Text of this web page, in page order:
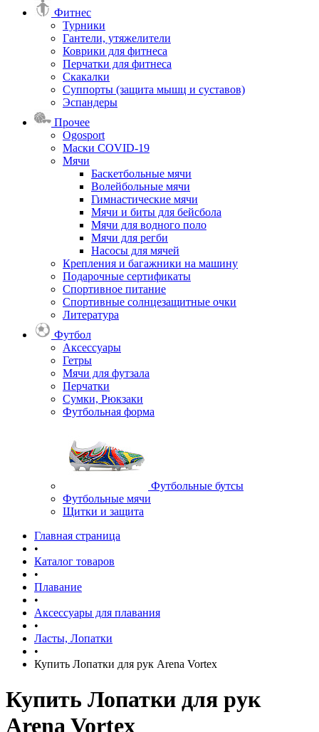
Фитнес
Турники
Гантели, утяжелители
Коврики для фитнеса
Перчатки для фитнеса
Скакалки
Суппорты (защита мышц и суставов)
Эспандеры
Прочее
Ogosport
Маски COVID-19
Мячи
Баскетбольные мячи
Волейбольные мячи
Гимнастические мячи
Мячи и биты для бейсбола
Мячи для водного поло
Мячи для регби
Насосы для мячей
Крепления и багажники на машину
Подарочные сертификаты
Спортивное питание
Спортивные солнцезащитные очки
Литература
Футбол
Аксессуары
Гетры
Мячи для футзала
Перчатки
Сумки, Рюкзаки
Футбольная форма
Футбольные бутсы
Футбольные мячи
Щитки и защита
Главная страница
•
Каталог товаров
•
Плавание
•
Аксессуары для плавания
•
Ласты, Лопатки
•
Купить Лопатки для рук Arena Vortex
Купить Лопатки для рук
Arena Vortex